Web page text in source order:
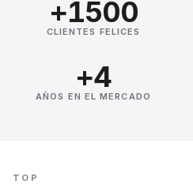
+1500
CLIENTES FELICES
+4
AÑOS EN EL MERCADO
TOP